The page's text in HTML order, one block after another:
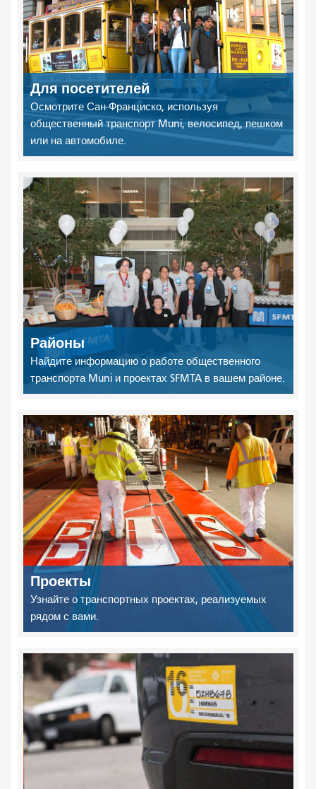
Для посетителей
Осмотрите Сан-Франциско, используя
общественный транспорт Muni, велосипед, пешком
или на автомобиле.
Районы
Найдите информацию о работе общественного
транспорта Muni и проектах SFMTA в вашем районе.
Проекты
Узнайте о транспортных проектах, реализуемых
рядом с вами.